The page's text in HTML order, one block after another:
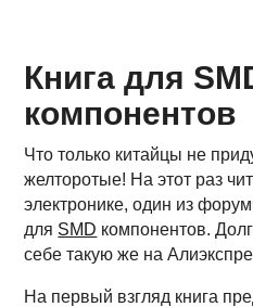
Книга для
компонентов
Что только китайцы не
желторотые! На этот раз
электронике, один из
для SMD компонентов.
себе такую же на
На первый взгляд книга